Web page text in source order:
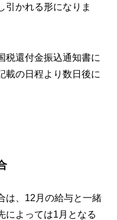
引かれる形になりま
税還付金振込通知書に
載の日程より数日後に
は、12月の給与と一緒
によっては1月となる